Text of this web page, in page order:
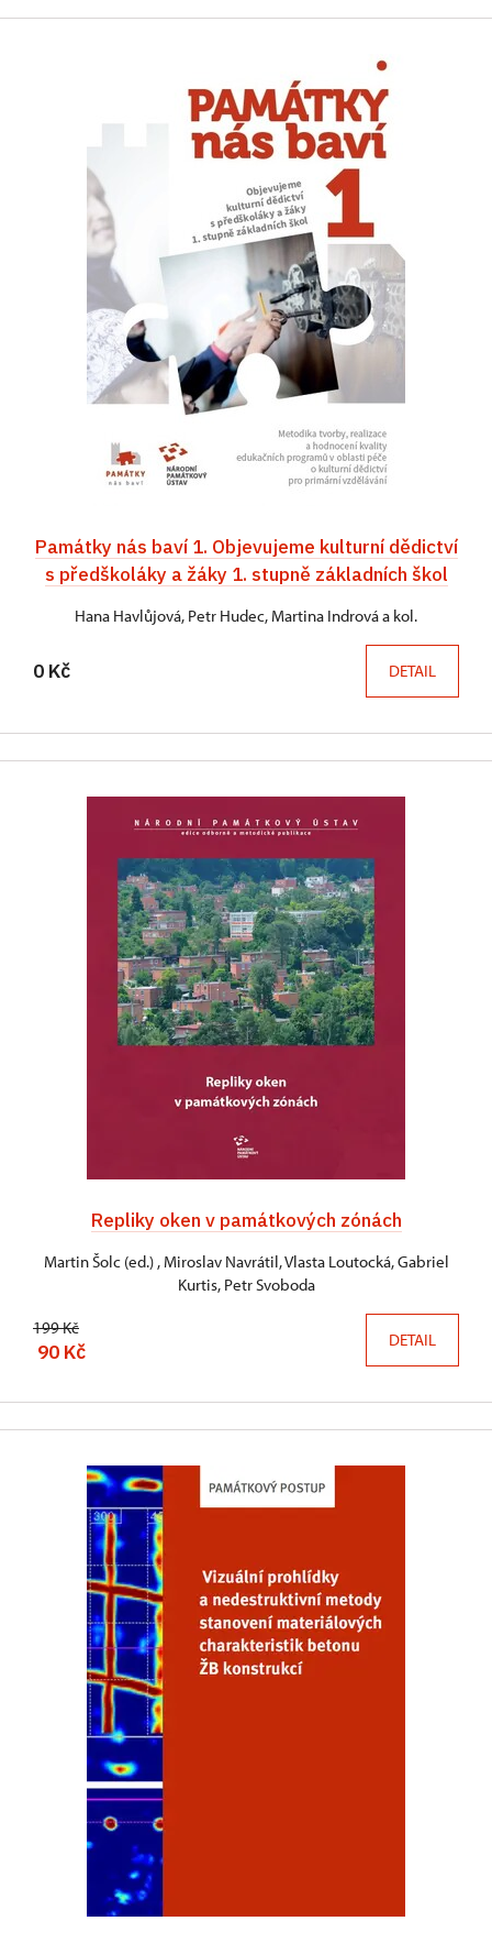
Památky nás baví 1. Objevujeme kulturní dědictví
s předškoláky a žáky 1. stupně základních škol
Hana Havlůjová, Petr Hudec, Martina Indrová a kol.
0 Kč DETAIL
Repliky oken v památkových zónách
Martin Šolc (ed.) , Miroslav Navrátil, Vlasta Loutocká, Gabriel
Kurtis, Petr Svoboda
199 Kč
90 Kč DETAIL